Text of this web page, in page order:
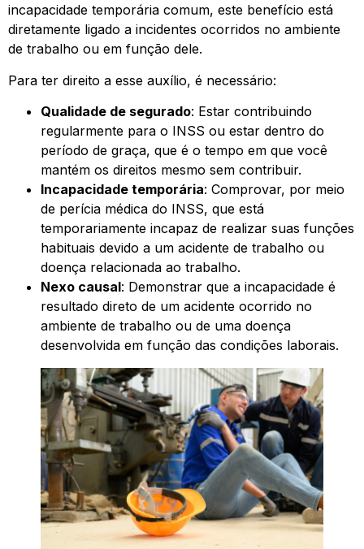
incapacidade temporária comum, este benefício está
diretamente ligado a incidentes ocorridos no ambiente
de trabalho ou em função dele.
Para ter direito a esse auxílio, é necessário:
Qualidade de segurado: Estar contribuindo
regularmente para o INSS ou estar dentro do
período de graça, que é o tempo em que você
mantém os direitos mesmo sem contribuir.
Incapacidade temporária: Comprovar, por meio
de perícia médica do INSS, que está
temporariamente incapaz de realizar suas funções
habituais devido a um acidente de trabalho ou
doença relacionada ao trabalho.
Nexo causal: Demonstrar que a incapacidade é
resultado direto de um acidente ocorrido no
ambiente de trabalho ou de uma doença
desenvolvida em função das condições laborais.